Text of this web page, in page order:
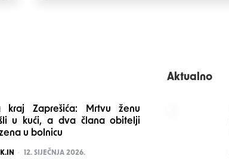
kraj Zaprešića: Mrtvu ženu
u kući, a dva člana obitelji
u bolnicu
12. SIJEČNJA 2026.
Aktualno